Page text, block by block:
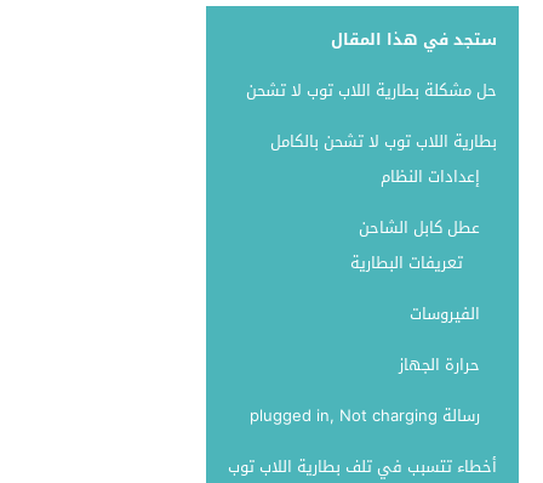
ستجد في هذا المقال
حل مشكلة بطارية اللاب توب لا تشحن
بطارية اللاب توب لا تشحن بالكامل
إعدادات النظام
عطل كابل الشاحن
تعريفات البطارية
الفيروسات
حرارة الجهاز
رسالة plugged in, Not charging
أخطاء تتسبب في تلف بطارية اللاب توب